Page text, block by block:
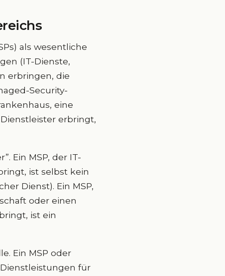
als wesentliche
(IT-Dienste,
erbringen, die
Security-
eine
erbringt,
Ein MSP, der IT-
ist selbst kein
Dienst). Ein MSP,
oder einen
ist ein
Ein MSP oder
für